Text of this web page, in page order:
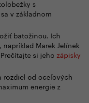
s
v základnom
batožinou. Ich
Marek Jelínek
si jeho zápisky
rozdiel od oceľových
energie z